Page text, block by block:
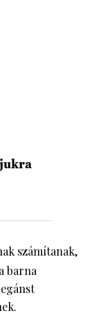
számítanak,
barna